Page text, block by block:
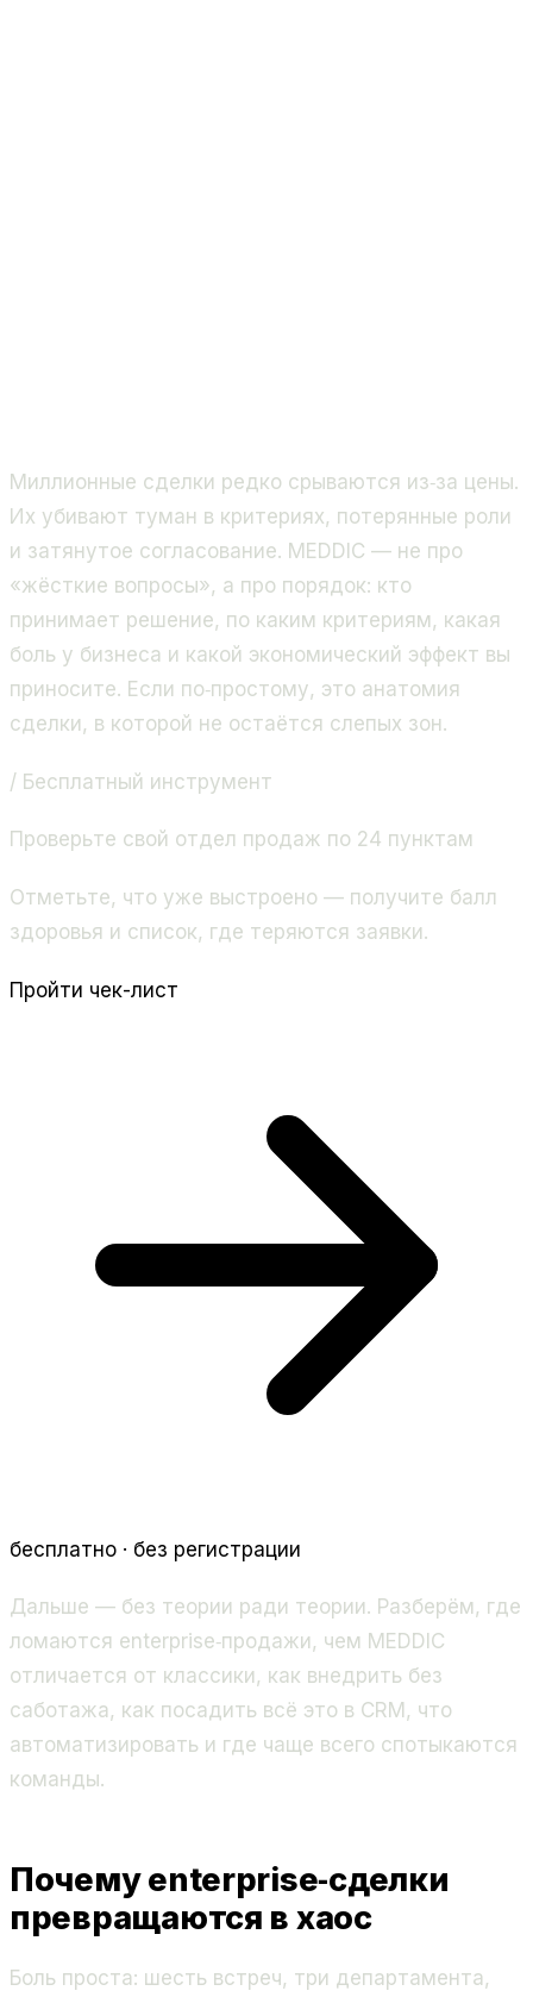
Миллионные сделки редко срываются из‑за цены.
Их убивают туман в критериях, потерянные роли
и затянутое согласование. MEDDIC — не про
«жёсткие вопросы», а про порядок: кто
принимает решение, по каким критериям, какая
боль у бизнеса и какой экономический эффект вы
приносите. Если по‑простому, это анатомия
сделки, в которой не остаётся слепых зон.
/ Бесплатный инструмент
Проверьте свой отдел продаж по 24 пунктам
Отметьте, что уже выстроено — получите балл
здоровья и список, где теряются заявки.
Пройти чек-лист
бесплатно · без регистрации
Дальше — без теории ради теории. Разберём, где
ломаются enterprise‑продажи, чем MEDDIC
отличается от классики, как внедрить без
саботажа, как посадить всё это в CRM, что
автоматизировать и где чаще всего спотыкаются
команды.
Почему enterprise‑сделки
превращаются в хаос
Боль проста: шесть встреч, три департамента,